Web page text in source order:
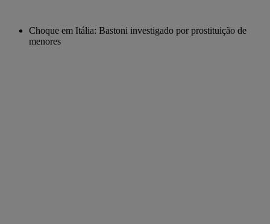
Choque em Itália: Bastoni investigado por prostituição de
menores